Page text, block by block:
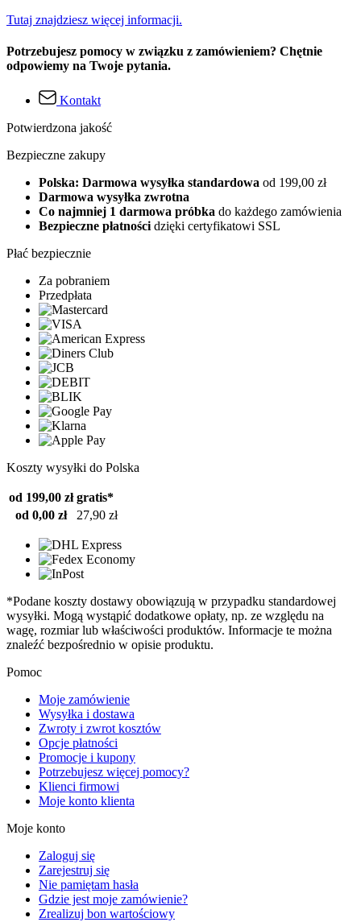
Tutaj znajdziesz więcej informacji.
Potrzebujesz pomocy w związku z zamówieniem? Chętnie
odpowiemy na Twoje pytania.
Kontakt
Potwierdzona jakość
Bezpieczne zakupy
Polska: Darmowa wysyłka standardowa od 199,00 zł
Darmowa wysyłka zwrotna
Co najmniej 1 darmowa próbka do każdego zamówienia
Bezpieczne płatności dzięki certyfikatowi SSL
Płać bezpiecznie
Za pobraniem
Przedpłata
Koszty wysyłki do Polska
od 199,00 zł gratis*
od 0,00 zł
27,90 zł
*Podane koszty dostawy obowiązują w przypadku standardowej
wysyłki. Mogą wystąpić dodatkowe opłaty, np. ze względu na
wagę, rozmiar lub właściwości produktów. Informacje te można
znaleźć bezpośrednio w opisie produktu.
Pomoc
Moje zamówienie
Wysyłka i dostawa
Zwroty i zwrot kosztów
Opcje płatności
Promocje i kupony
Potrzebujesz więcej pomocy?
Klienci firmowi
Moje konto klienta
Moje konto
Zaloguj się
Zarejestruj się
Nie pamiętam hasła
Gdzie jest moje zamówienie?
Zrealizuj bon wartościowy